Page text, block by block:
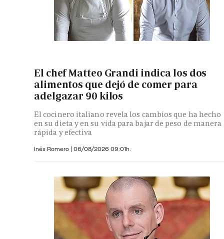
El chef Matteo Grandi indica los dos
alimentos que dejó de comer para
adelgazar 90 kilos
El cocinero italiano revela los cambios que ha hecho
en su dieta y en su vida para bajar de peso de manera
rápida y efectiva
Inés Romero | 06/08/2026 09:01h.